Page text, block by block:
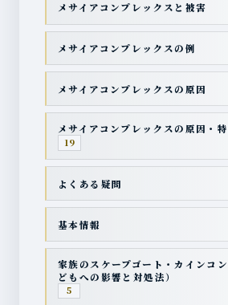
メサイアコンプレックスと被害
メサイアコンプレックスの例
メサイアコンプレックスの原因
メサイアコンプレックスの原因・
19
よくある疑問
基本情報
家族のスケープゴート・カインコ
どもへの影響と対処法）
5